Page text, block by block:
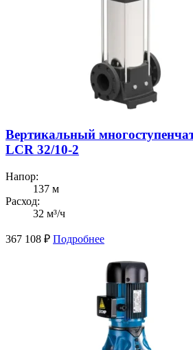
Вертикальный
LCR 32/10-2
Напор:
137 м
Расход:
32 м³/ч
367 108 ₽ Подробнее